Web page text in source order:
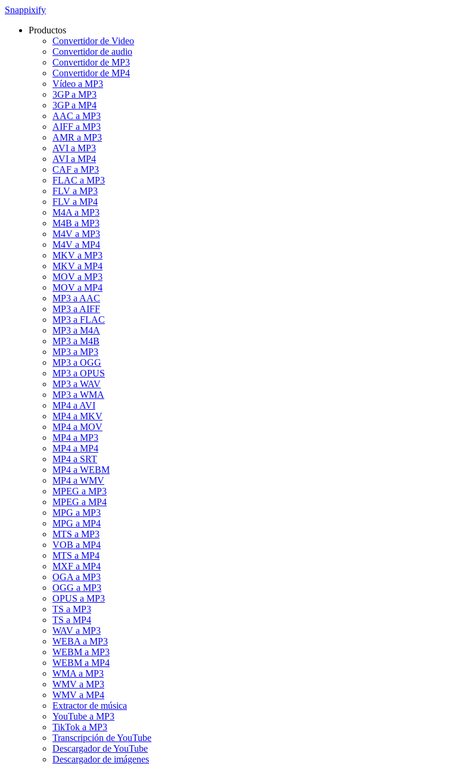
Snappixify
Productos
Convertidor de Video
Convertidor de audio
Convertidor de MP3
Convertidor de MP4
Vídeo a MP3
3GP a MP3
3GP a MP4
AAC a MP3
AIFF a MP3
AMR a MP3
AVI a MP3
AVI a MP4
CAF a MP3
FLAC a MP3
FLV a MP3
FLV a MP4
M4A a MP3
M4B a MP3
M4V a MP3
M4V a MP4
MKV a MP3
MKV a MP4
MOV a MP3
MOV a MP4
MP3 a AAC
MP3 a AIFF
MP3 a FLAC
MP3 a M4A
MP3 a M4B
MP3 a MP3
MP3 a OGG
MP3 a OPUS
MP3 a WAV
MP3 a WMA
MP4 a AVI
MP4 a MKV
MP4 a MOV
MP4 a MP3
MP4 a MP4
MP4 a SRT
MP4 a WEBM
MP4 a WMV
MPEG a MP3
MPEG a MP4
MPG a MP3
MPG a MP4
MTS a MP3
VOB a MP4
MTS a MP4
MXF a MP4
OGA a MP3
OGG a MP3
OPUS a MP3
TS a MP3
TS a MP4
WAV a MP3
WEBA a MP3
WEBM a MP3
WEBM a MP4
WMA a MP3
WMV a MP3
WMV a MP4
Extractor de música
YouTube a MP3
TikTok a MP3
Transcripción de YouTube
Descargador de YouTube
Descargador de imágenes